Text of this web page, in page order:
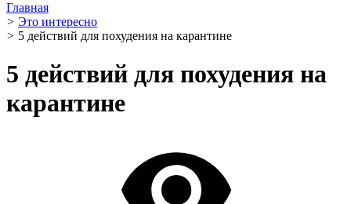
Главная
> Это интересно
> 5 действий для похудения на карантине
5 действий для похудения на
карантине